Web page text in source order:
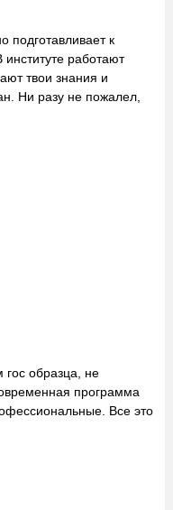
подготавливает к
работают
твои знания и
Ни разу не пожалел,
гос образца, не
программа
Все это